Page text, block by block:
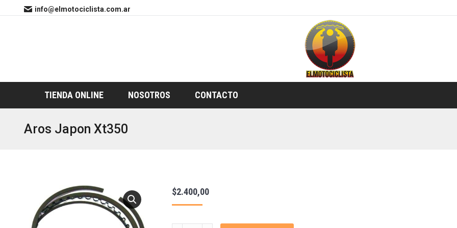
info@elmotociclista.com.ar
TIENDA ONLINE NOSOTROS CONTACTO
Aros Japon Xt350
$2.400,00